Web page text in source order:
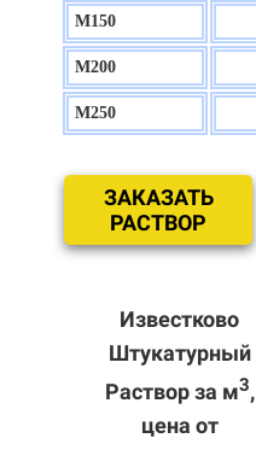
М150
М200
М250
ЗАКАЗАТЬ
РАСТВОР
Известково
Штукатурный
Раствор за м3,
цена от